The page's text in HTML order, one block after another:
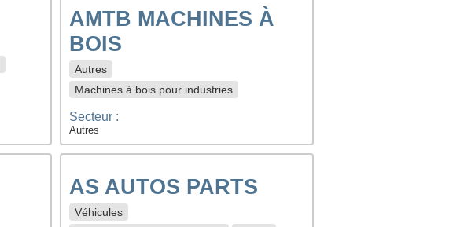
AMTB MACHINES À
BOIS
Autres
Machines à bois pour industries
Secteur :
Autres
AS AUTOS PARTS
Véhicules